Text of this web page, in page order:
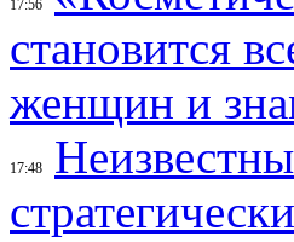
17:56
становится
женщин и
17:48